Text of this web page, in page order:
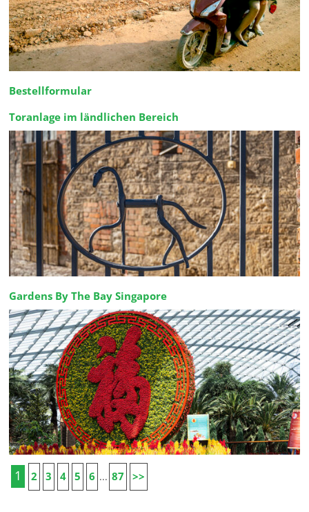
Bestellformular
Toranlage im ländlichen Bereich
Gardens By The Bay Singapore
1 2 3 4 5 6 ... 87 >>